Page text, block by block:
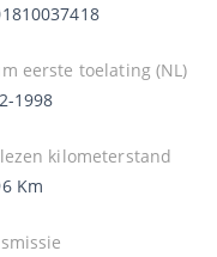
eerste toelating (NL)
1998
kilometerstand
Km